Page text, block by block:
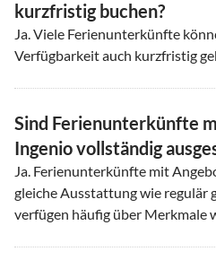
kurzfristig buchen?
Ja. Viele Ferienunterkünfte
Verfügbarkeit auch kurzfristig
Sind Ferienunterkünfte
Ingenio vollständig
Ja. Ferienunterkünfte mit
gleiche Ausstattung wie regulär
verfügen häufig über Merkmale